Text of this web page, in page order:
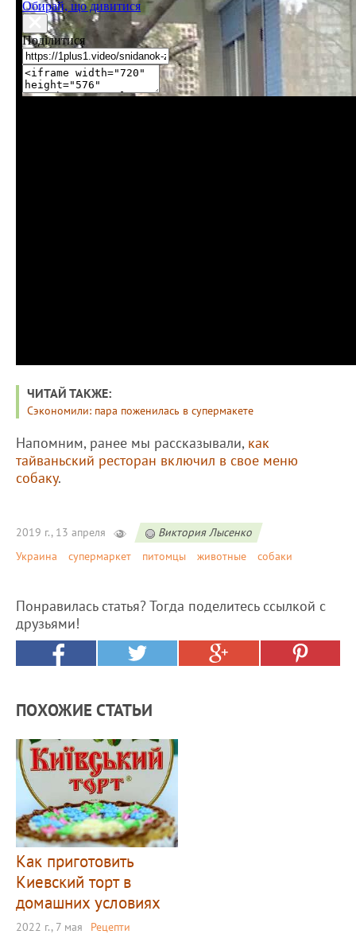
ЧИТАЙ ТАКЖЕ:
Сэкономили: пара поженилась в супермакете
Напомним, ранее мы рассказывали, как
тайваньский ресторан включил в свое меню
собаку.
2019 г., 13 апреля
Виктория Лысенко
Украина
супермаркет питомцы животные собаки
Понравилась статья? Тогда поделитесь ссылкой с
друзьями!
ПОХОЖИЕ СТАТЬИ
Как приготовить
Киевский торт в
домашних условиях
2022 г., 7 мая Рецепти